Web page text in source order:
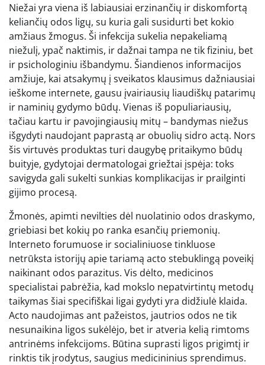
Niežai yra viena iš labiausiai erzinančių ir diskomfortą
keliančių odos ligų, su kuria gali susidurti bet kokio
amžiaus žmogus. Ši infekcija sukelia nepakeliamą
niežulį, ypač naktimis, ir dažnai tampa ne tik fiziniu, bet
ir psichologiniu išbandymu. Šiandienos informacijos
amžiuje, kai atsakymų į sveikatos klausimus dažniausiai
ieškome internete, gausu įvairiausių liaudiškų patarimų
ir naminių gydymo būdų. Vienas iš populiariausių,
tačiau kartu ir pavojingiausių mitų – bandymas niežus
išgydyti naudojant paprastą ar obuolių sidro actą. Nors
šis virtuvės produktas turi daugybę pritaikymo būdų
buityje, gydytojai dermatologai griežtai įspėja: toks
savigyda gali sukelti sunkias komplikacijas ir prailginti
gijimo procesą.
Žmonės, apimti nevilties dėl nuolatinio odos draskymo,
griebiasi bet kokių po ranka esančių priemonių.
Interneto forumuose ir socialiniuose tinkluose
netrūksta istorijų apie tariamą acto stebuklingą poveikį
naikinant odos parazitus. Vis dėlto, medicinos
specialistai pabrėžia, kad mokslo nepatvirtintų metodų
taikymas šiai specifiškai ligai gydyti yra didžiulė klaida.
Acto naudojimas ant pažeistos, jautrios odos ne tik
nesunaikina ligos sukėlėjo, bet ir atveria kelią rimtoms
antrinėms infekcijoms. Būtina suprasti ligos prigimtį ir
rinktis tik įrodytus, saugius medicininius sprendimus.